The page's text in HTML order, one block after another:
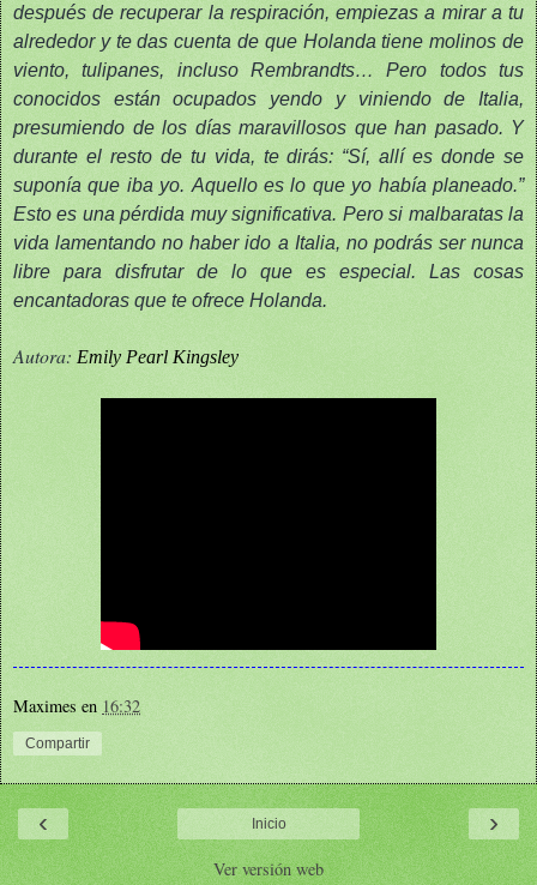
después de recuperar la respiración, empiezas a mirar a tu
alrededor y te das cuenta de que Holanda tiene molinos de
viento, tulipanes, incluso Rembrandts… Pero todos tus
conocidos están ocupados yendo y viniendo de Italia,
presumiendo de los días maravillosos que han pasado. Y
durante el resto de tu vida, te dirás: “Sí, allí es donde se
suponía que iba yo. Aquello es lo que yo había planeado.”
Esto es una pérdida muy significativa. Pero si malbaratas la
vida lamentando no haber ido a Italia, no podrás ser nunca
libre para disfrutar de lo que es especial. Las cosas
encantadoras que te ofrece Holanda.
Autora: Emily Pearl Kingsley
Maximes en 16:32
Compartir
‹ ›
Inicio
Ver versión web